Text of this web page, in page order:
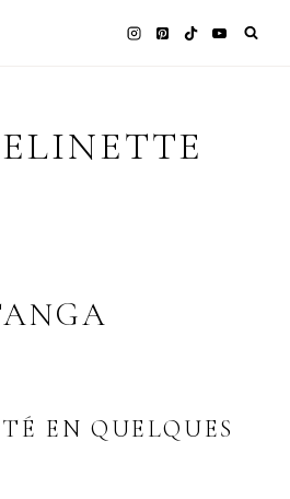
EN QUELQUES